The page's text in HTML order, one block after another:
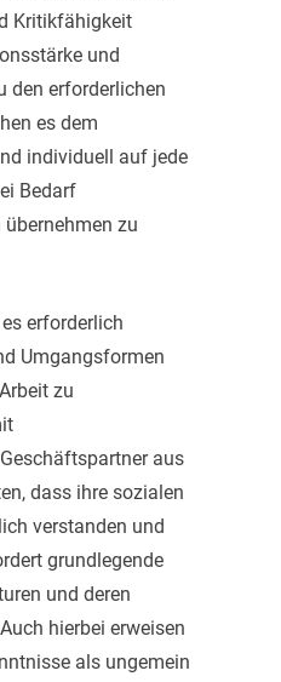
Kritikfähigkeit
und
den erforderlichen
es dem
individuell auf jede
Bedarf
zu
erforderlich
Umgangsformen
zu
aus
dass ihre sozialen
verstanden und
grundlegende
und deren
hierbei erweisen
als ungemein